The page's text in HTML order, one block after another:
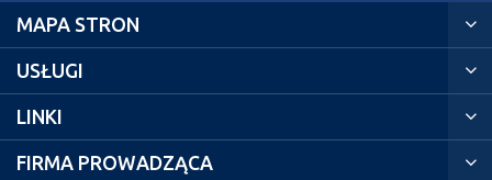
MAPA STRON
USŁUGI
LINKI
FIRMA PROWADZĄCA